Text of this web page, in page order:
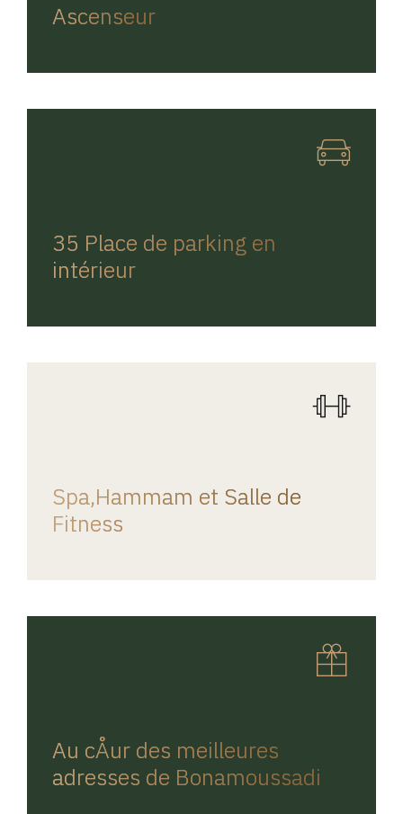
Ascenseur
35 Place de parking en
intérieur
Spa,Hammam et Salle de
Fitness
Au cÅur des meilleures
adresses de Bonamoussadi